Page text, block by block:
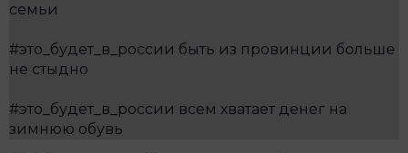
семьи
#это_будет_в_россии быть из провинции больше
не стыдно
#это_будет_в_россии всем хватает денег на
зимнюю обувь